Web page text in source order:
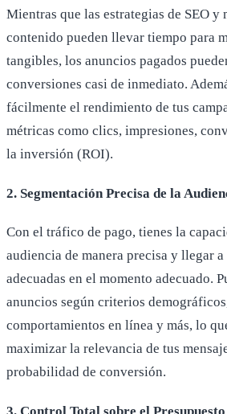
Mientras que las estrategias de SEO y
contenido pueden llevar tiempo para
tangibles, los anuncios pagados
conversiones casi de inmediato.
fácilmente el rendimiento de tus
métricas como clics, impresiones,
la inversión (ROI).
2. Segmentación Precisa de la
Con el tráfico de pago, tienes la
audiencia de manera precisa y llegar a
adecuadas en el momento adecuado.
anuncios según criterios
comportamientos en línea y más, lo
maximizar la relevancia de tus
probabilidad de conversión.